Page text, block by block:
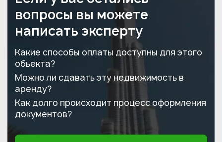
вопросы вы можете
написать эксперту
Какие способы оплаты доступны для этого
объекта?
Можно ли сдавать эту недвижимость в
аренду?
Как долго происходит процесс оформления
документов?